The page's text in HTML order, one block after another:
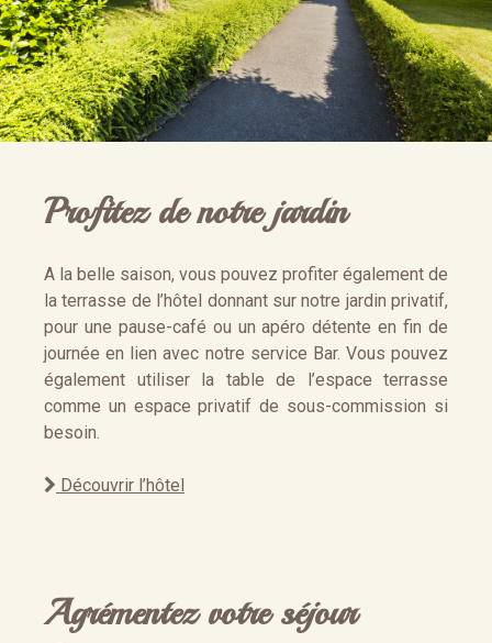
Profitez de notre jardin
A la belle saison, vous pouvez profiter également de
la terrasse de l’hôtel donnant sur notre jardin privatif,
pour une pause-café ou un apéro détente en fin de
journée en lien avec notre service Bar. Vous pouvez
également utiliser la table de l’espace terrasse
comme un espace privatif de sous-commission si
besoin.
Découvrir l’hôtel
Agrémentez votre séjour